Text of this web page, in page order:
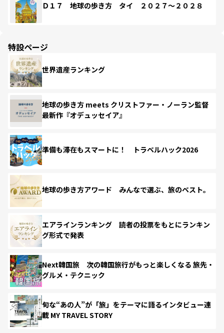
Ｄ１７ 地球の歩き方 タイ ２０２７～２０２８
特設ページ
世界遺産ランキング
地球の歩き方 meets クリストファー・ノーラン監督
最新作『オデュッセイア』
準備も滞在もスマートに！ トラベルハック2026
地球の歩き方アワード みんなで選ぶ、旅のベスト。
エアラインランキング 読者の投票をもとにランキン
グ形式で発表
Next韓国旅 次の韓国旅行がもっと楽しくなる 旅先・
グルメ・テクニック
旬な“あの人”が「旅」をテーマに語るインタビュー連
載 MY TRAVEL STORY